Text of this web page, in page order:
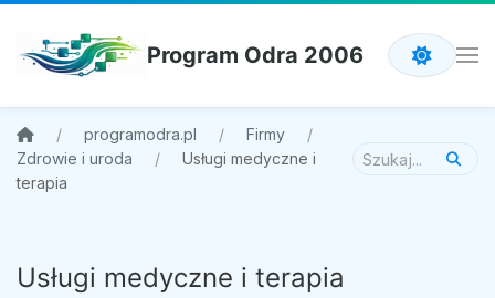
Program Odra 2006
programodra.pl
Firmy
Zdrowie i uroda
Usługi medyczne i
terapia
Usługi medyczne i terapia